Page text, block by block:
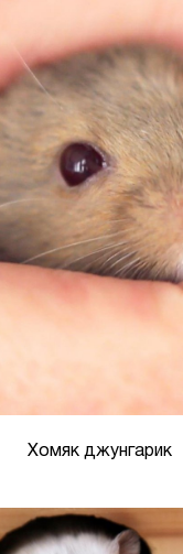
Хомяк джунгарик